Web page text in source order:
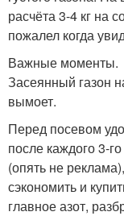
расчёта 3-4 кг на
пожалел когда
Важные моменты.
Засеянный газон
вымоет.
Перед посевом
после каждого 3-
(опять не
сэкономить и
главное азот,